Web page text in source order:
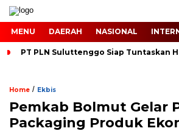
MENU DAERAH NASIONAL
PT PLN Suluttenggo Siap Tuntaskan
Home / Ekbis
Pemkab Bolmut Gelar
Packaging Produk